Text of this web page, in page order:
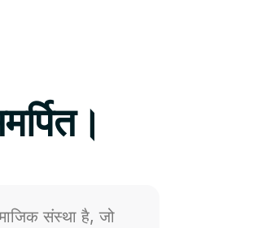
संस्था है, जो